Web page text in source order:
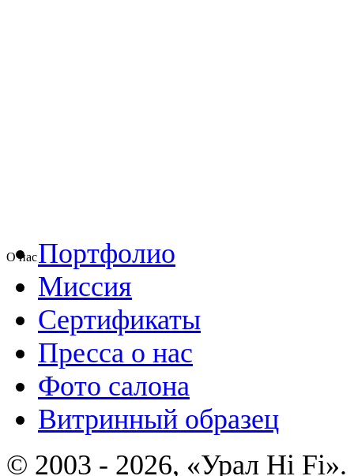
О насПортфолио
Миссия
Сертификаты
Пресса о нас
Фото салона
Витринный образец
© 2003 - 2026, «Урал Hi